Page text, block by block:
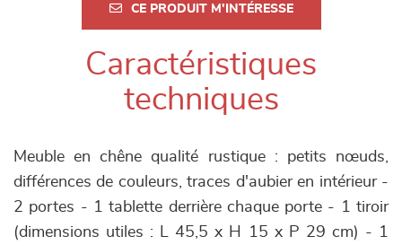
CE PRODUIT M'INTÉRESSE
Caractéristiques
techniques
Meuble en chêne qualité rustique : petits nœuds,
différences de couleurs, traces d'aubier en intérieur -
2 portes - 1 tablette derrière chaque porte - 1 tiroir
(dimensions utiles : L 45,5 x H 15 x P 29 cm) - 1